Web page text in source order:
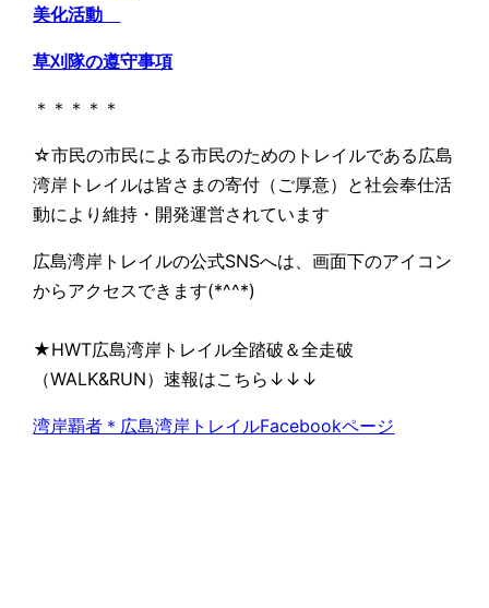
美化活動
草刈隊の遵守事項
＊＊＊＊＊
☆市民の市民による市民のためのトレイルである広島
湾岸トレイルは皆さまの寄付（ご厚意）と社会奉仕活
動により維持・開発運営されています
広島湾岸トレイルの公式SNSへは、画面下のアイコン
からアクセスできます(*^^*)
★HWT広島湾岸トレイル全踏破＆全走破
（WALK&RUN）速報はこちら↓↓↓
湾岸覇者＊広島湾岸トレイルFacebookページ